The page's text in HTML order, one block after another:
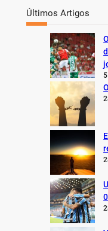
Últimos Artigos